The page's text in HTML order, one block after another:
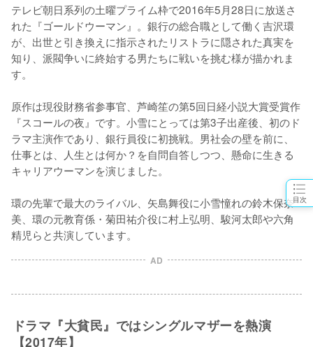
目次
テレビ朝日系列の土曜プライム枠で2016年5月28日に放送さ
れた『ゴールドウーマン』。銀行の総合職として働く吉沢環
が、出世と引き換えに指示されたリストラに隠された真実を
知り、派閥争いに終始する男たちに戦いを挑む様が描かれま
す。
原作は現役財務省参事官、芦崎笙の第5回日経小説大賞受賞作
『スコールの夜』です。小雪にとっては第3子出産後、初のド
ラマ主演作であり、銀行員役に初挑戦。男社会の壁を前に、
仕事とは、人生とは何か？を自問自答しつつ、懸命に生きる
キャリアウーマンを演じました。
環の先輩で最大のライバル、矢島舞役に小雪憧れの鈴木保奈
美、環の元教育係・菊田祐介役に村上弘明、駿河太郎や六角
精児らと共演しています。
AD
ドラマ『大貧民』ではシングルマザーを熱演
【2017年】